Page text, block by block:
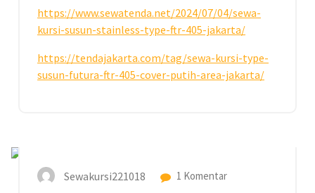
https://www.sewatenda.net/2024/07/04/sewa-
kursi-susun-stainless-type-ftr-405-jakarta/
https://tendajakarta.com/tag/sewa-kursi-type-
susun-futura-ftr-405-cover-putih-area-jakarta/
Sewakursi221018 1 Komentar